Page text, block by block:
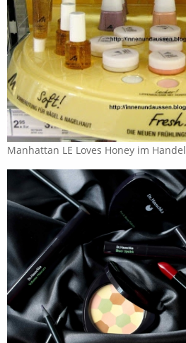
Manhattan LE Loves Honey im Handel